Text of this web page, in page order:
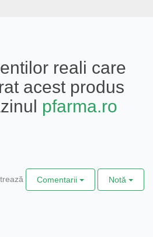
reali care
acest produs
pfarma.ro
Comentarii Notă